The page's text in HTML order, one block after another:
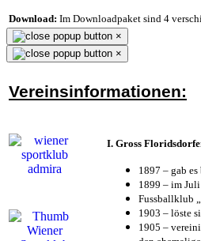
Download: Im Downloadpaket sind 4
×
×
Vereinsinformationen:
I. Gross
1897 – gab
1899 – im
Fussballklub
1903 – löste
1905 –